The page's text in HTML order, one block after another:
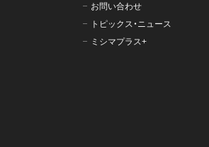
お問い合わせ
トピックス・ニュース
ミシマプラス+